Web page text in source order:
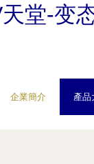
堂-变
企業簡介 產品